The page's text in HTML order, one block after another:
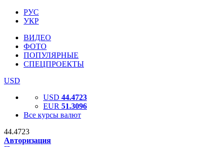
РУС
УКР
ВИДЕО
ФОТО
ПОПУЛЯРНЫЕ
СПЕЦПРОЕКТЫ
USD
USD 44.4723
EUR 51.3096
Все курсы валют
44.4723
Авторизация